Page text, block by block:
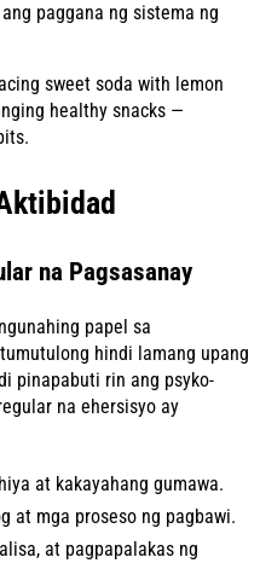
paggana ng sistema ng
sweet soda with lemon
healthy snacks —
na Pagsasanay
papel sa
hindi lamang upang
pinapabuti rin ang psyko-
na ehersisyo ay
at kakayahang gumawa.
at mga proseso ng pagbawi.
at pagpapalakas ng